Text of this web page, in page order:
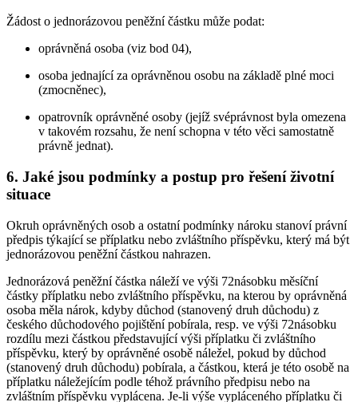
Žádost o jednorázovou peněžní částku může podat:
oprávněná osoba (viz bod 04),
osoba jednající za oprávněnou osobu na základě plné moci
(zmocněnec),
opatrovník oprávněné osoby (jejíž svéprávnost byla omezena
v takovém rozsahu, že není schopna v této věci samostatně
právně jednat).
6. Jaké jsou podmínky a postup pro řešení životní
situace
Okruh oprávněných osob a ostatní podmínky nároku stanoví právní
předpis týkající se příplatku nebo zvláštního příspěvku, který má být
jednorázovou peněžní částkou nahrazen.
Jednorázová peněžní částka náleží ve výši 72násobku měsíční
částky příplatku nebo zvláštního příspěvku, na kterou by oprávněná
osoba měla nárok, kdyby důchod (stanovený druh důchodu) z
českého důchodového pojištění pobírala, resp. ve výši 72násobku
rozdílu mezi částkou představující výši příplatku či zvláštního
příspěvku, který by oprávněné osobě náležel, pokud by důchod
(stanovený druh důchodu) pobírala, a částkou, která je této osobě na
příplatku náležejícím podle téhož právního předpisu nebo na
zvláštním příspěvku vyplácena. Je-li výše vypláceného příplatku či